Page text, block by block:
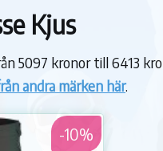
Kjus
5097 kronor till 6413
andra märken här.
-10%